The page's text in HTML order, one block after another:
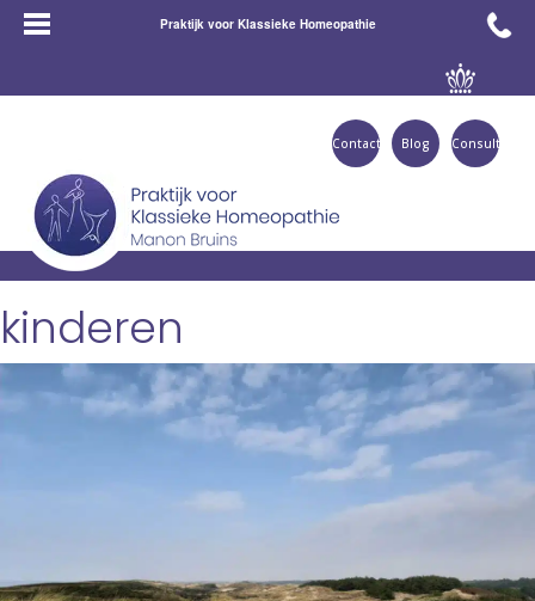
Praktijk voor Klassieke Homeopathie
Consult
Blog
Contact
kinderen